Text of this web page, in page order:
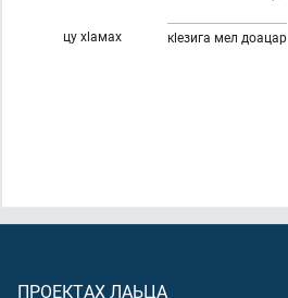
кlезига мел доацар
цу хlамах
ПРОЕКТАХ ЛАЬЦА